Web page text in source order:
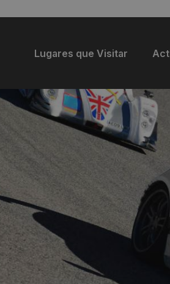
Lugares que Visitar